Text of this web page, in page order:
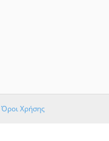
Όροι Χρήσης